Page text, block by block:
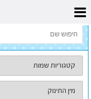
דף הבית